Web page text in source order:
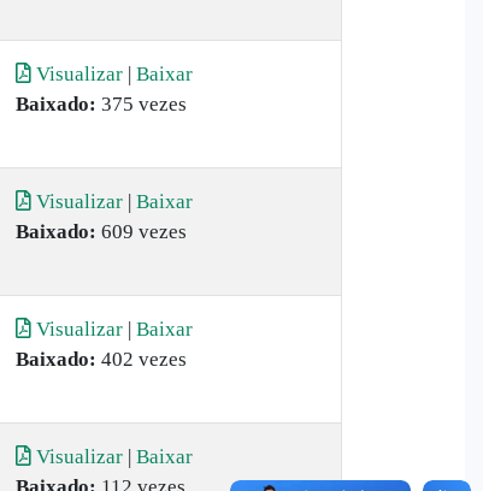
Visualizar | Baixar
Baixado: 375 vezes
Visualizar | Baixar
Baixado: 609 vezes
Visualizar | Baixar
Baixado: 402 vezes
Visualizar | Baixar